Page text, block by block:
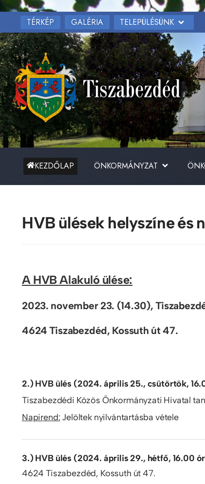
TÉRKÉP GALÉRIA TELEPÜLÉSÜNK
KEZDŐLAP ÖNKORMÁNYZAT
HVB ülések helyszíne és
A HVB Alakuló ülése:
2023. november 23. (14.30),
4624 Tiszabezdéd, Kossuth út 47.
2.) HVB ülés (2024. április 25., csütörtök,
Tiszabezdédi Közös Önkormányzati Hivatal
Napirend: Jelöltek nyilvántartásba vétele
3.) HVB ülés (2024. április 29., hétfő, 16.00
4624 Tiszabezdéd, Kossuth út 47.